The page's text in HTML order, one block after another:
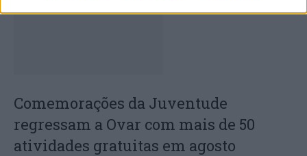
Comemorações da Juventude
regressam a Ovar com mais de 50
atividades gratuitas em agosto